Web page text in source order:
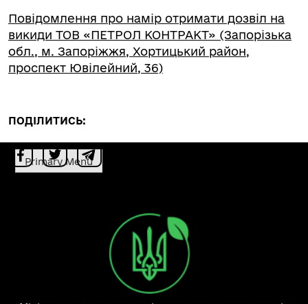
Повідомлення про намір отримати дозвіл на
викиди ТОВ «ПЕТРОЛ КОНТРАКТ» (Запорізька
обл., м. Запоріжжя, Хортицький район,
проспект Ювілейний, 36)
ПОДІЛИТИСЬ:
Primary Menu